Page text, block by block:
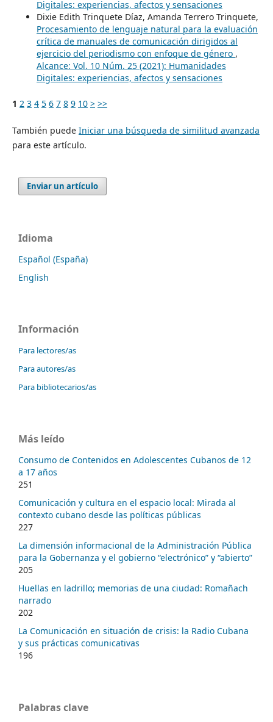
Digitales: experiencias, afectos y sensaciones
Dixie Edith Trinquete Díaz, Amanda Terrero Trinquete,
Procesamiento de lenguaje natural para la evaluación
crítica de manuales de comunicación dirigidos al
ejercicio del periodismo con enfoque de género ,
Alcance: Vol. 10 Núm. 25 (2021): Humanidades
Digitales: experiencias, afectos y sensaciones
1 2 3 4 5 6 7 8 9 10 > >>
También puede Iniciar una búsqueda de similitud avanzada
para este artículo.
Enviar un artículo
Idioma
Español (España)
English
Información
Para lectores/as
Para autores/as
Para bibliotecarios/as
Más leído
Consumo de Contenidos en Adolescentes Cubanos de 12
a 17 años
251
Comunicación y cultura en el espacio local: Mirada al
contexto cubano desde las políticas públicas
227
La dimensión informacional de la Administración Pública
para la Gobernanza y el gobierno “electrónico” y “abierto”
205
Huellas en ladrillo; memorias de una ciudad: Romañach
narrado
202
La Comunicación en situación de crisis: la Radio Cubana
y sus prácticas comunicativas
196
Palabras clave